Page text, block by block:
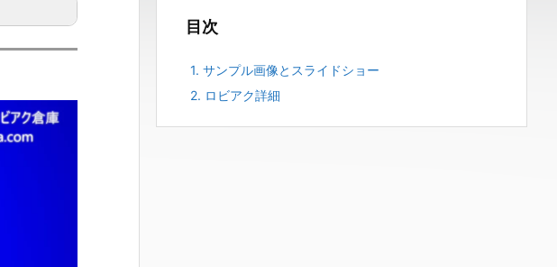
目次
1. サンプル画像とスライドショー
2. ロビアク詳細